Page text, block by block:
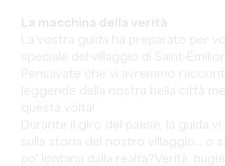
La macchina della verità
La vostra guida ha preparato per
speciale del villaggio di Saint-
Pensavate che vi avremmo
leggende della nostra bella città
questa volta!
Durante il giro del paese, la guida
sulla storia del nostro villaggio... o
po' lontana dalla realtà?Verità,